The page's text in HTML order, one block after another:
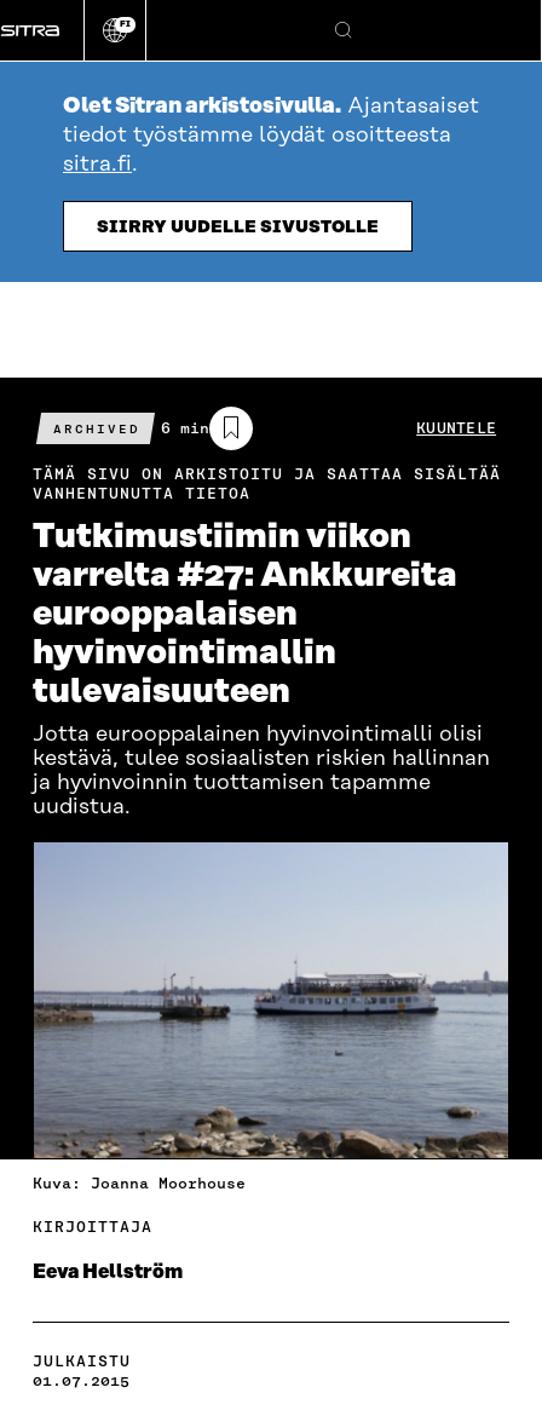
suoraan
sisältöön
Vaihda
kieli
FI
Hae
Olet Sitran arkistosivulla. Ajantasaiset
tiedot työstämme löydät osoitteesta
sitra.fi.
SIIRRY UUDELLE SIVUSTOLLE
ARCHIVED
Arvioitu
lukuaika
6 min KUUNTELE
TÄMÄ SIVU ON ARKISTOITU JA SAATTAA SISÄLTÄÄ
VANHENTUNUTTA TIETOA
Tutkimustiimin viikon
varrelta #27: Ankkureita
eurooppalaisen
hyvinvointimallin
tulevaisuuteen
Jotta eurooppalainen hyvinvointimalli olisi
kestävä, tulee sosiaalisten riskien hallinnan
ja hyvinvoinnin tuottamisen tapamme
uudistua.
Kuva: Joanna Moorhouse
KIRJOITTAJA
Eeva Hellström
JULKAISTU
01.07.2015